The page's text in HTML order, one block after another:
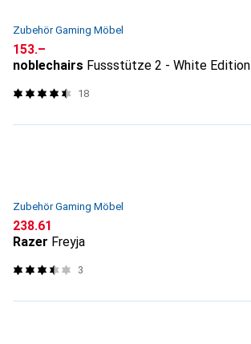
Zubehör Gaming Möbel
CHF
153.–
noblechairs Fussstütze 2 - White Edition
18
Zubehör Gaming Möbel
CHF
238.61
Razer Freyja
3